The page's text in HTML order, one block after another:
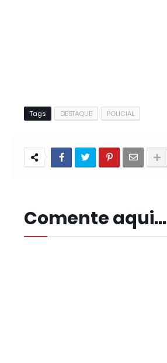
Tags DESTAQUE POLICIAL
Comente aqui...